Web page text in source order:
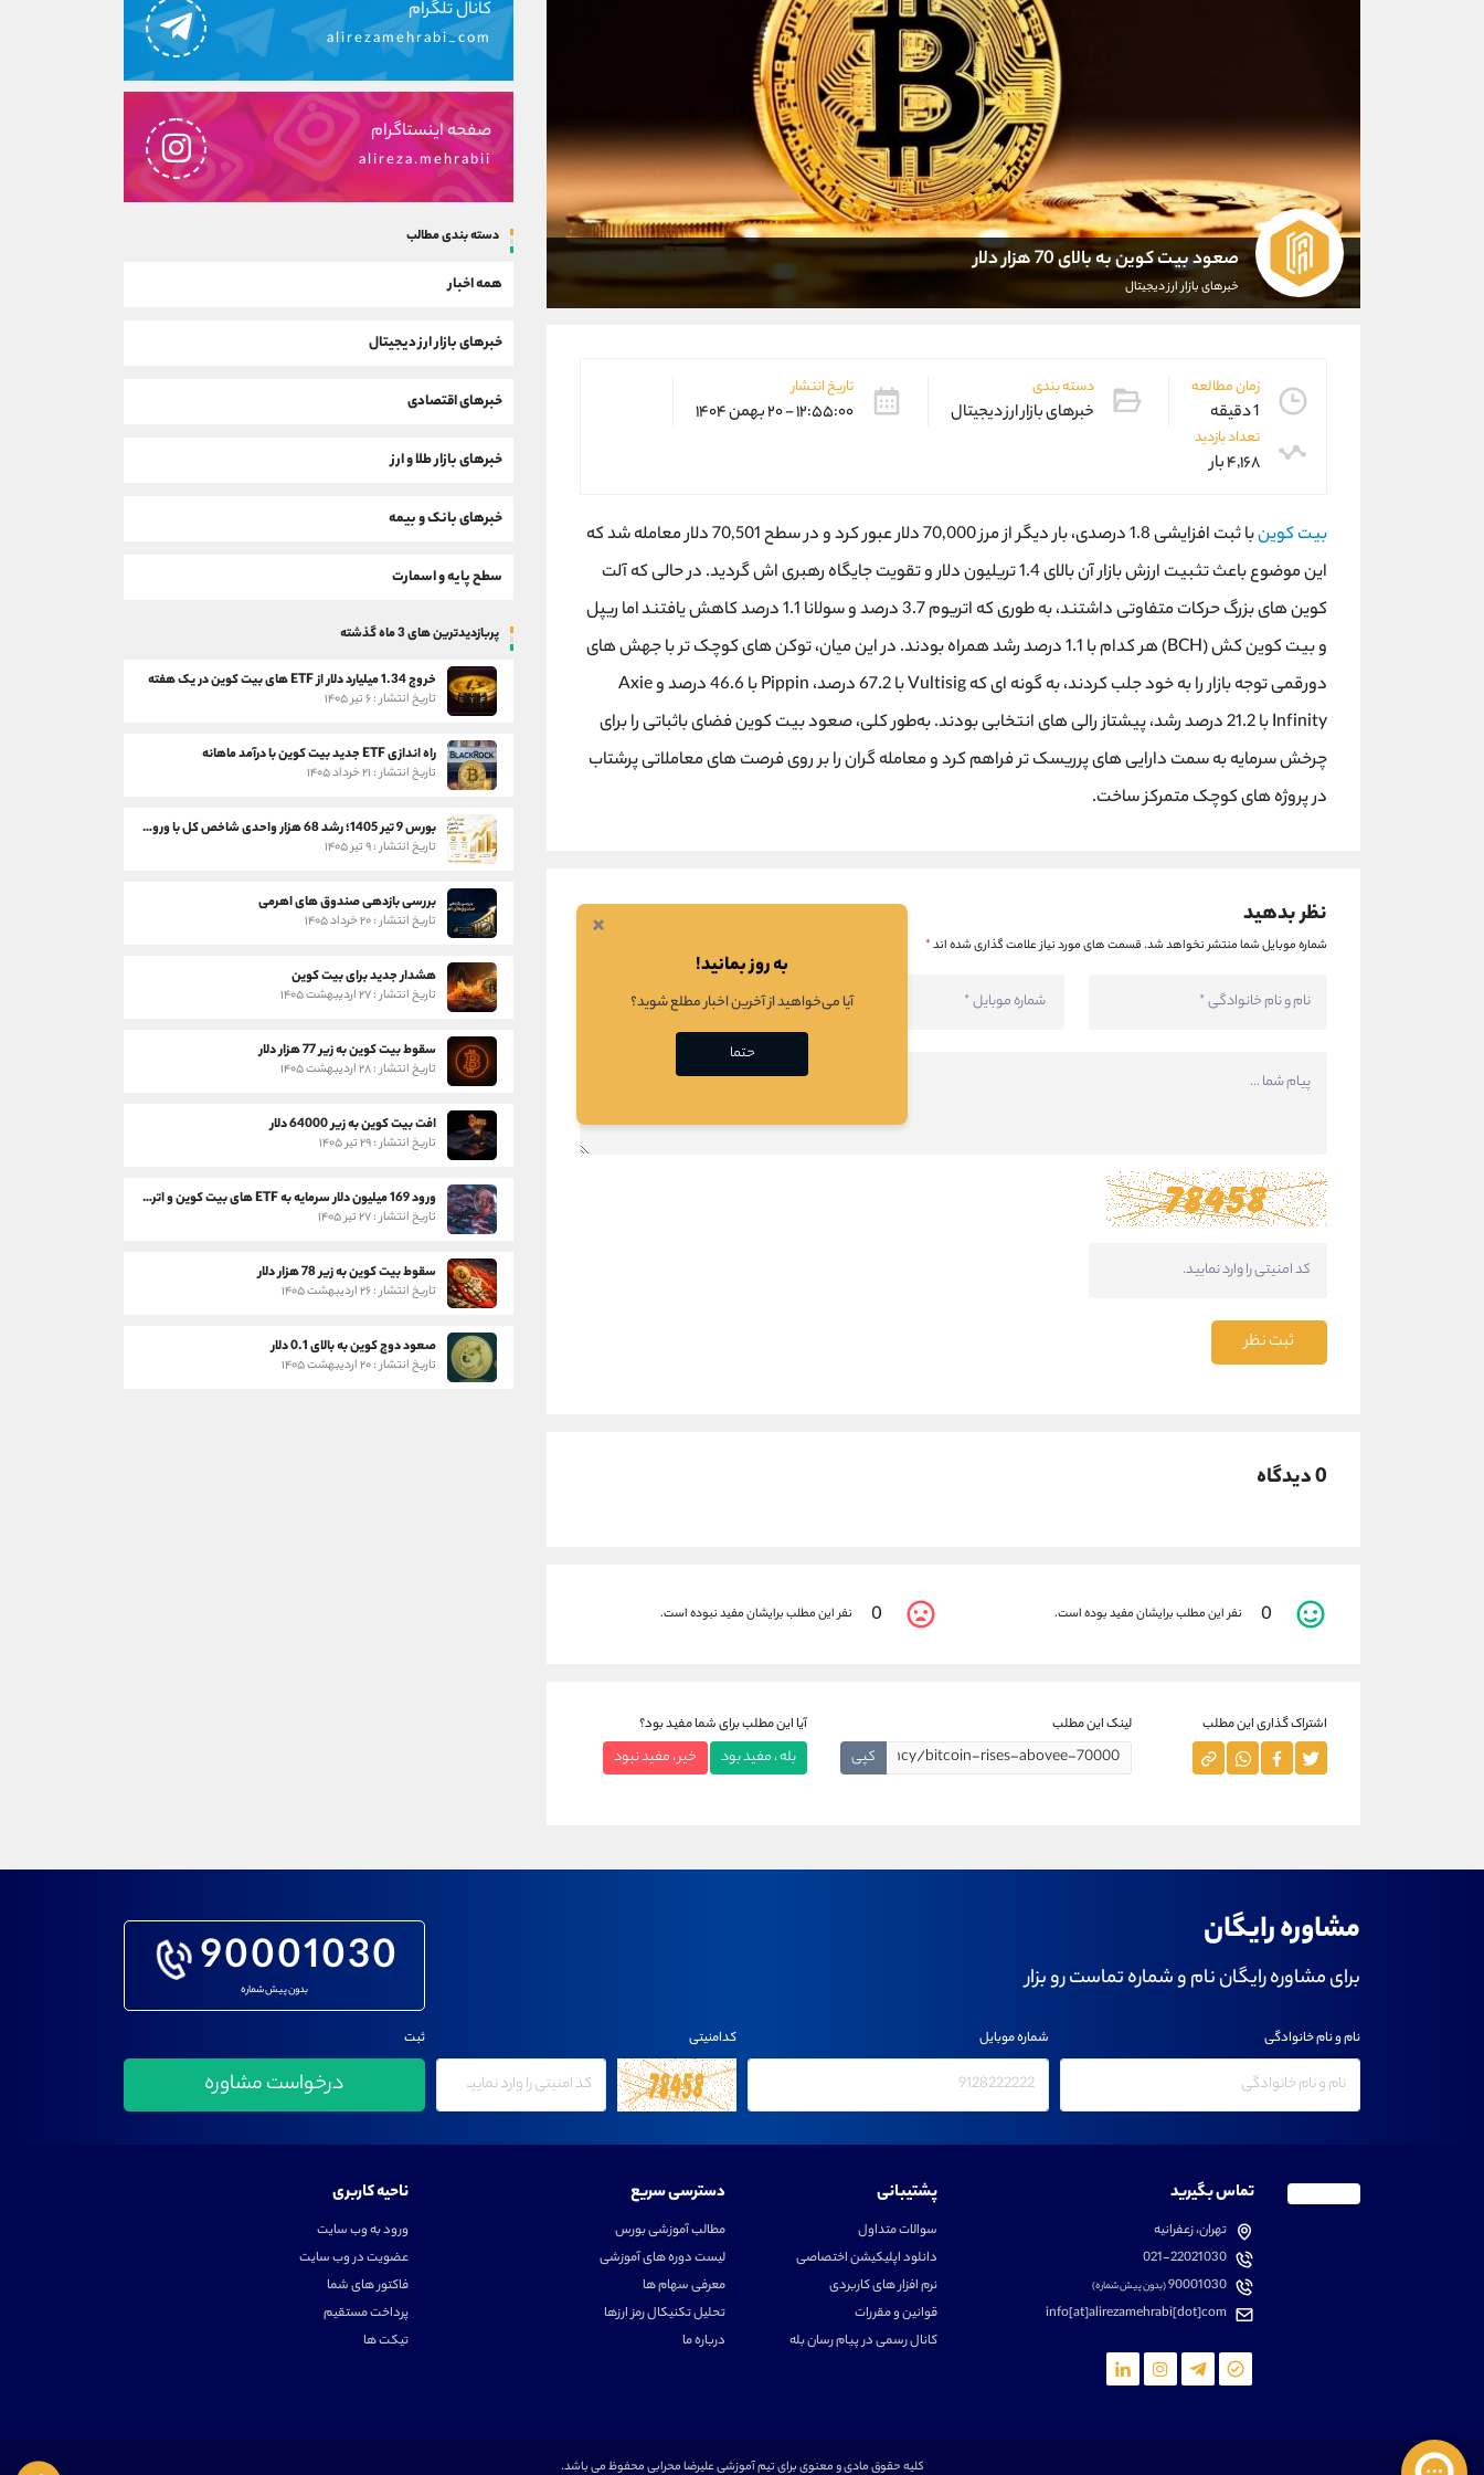
صعود بیت کوین به بالای 70 هزار دلار
خبرهای بازار ارز دیجیتال
زمان مطالعه
1 دقیقه
دسته بندی
خبرهای بازار ارز دیجیتال
تاریخ انتشار
۱۲:۵۵:۰۰ - ۲۰ بهمن ۱۴۰۴
تعداد بازدید
۴,۱۶۸ بار
بیت کوین
با ثبت افزایشی 1.8 درصدی، بار دیگر از مرز 70,000 دلار عبور کرد و در سطح 70,501 دلار معامله شد که
این موضوع باعث تثبیت ارزش بازار آن بالای 1.4 تریلیون دلار و تقویت جایگاه رهبری اش گردید. در حالی که آلت
کوین های بزرگ حرکات متفاوتی داشتند، به طوری که اتریوم 3.7 درصد و سولانا 1.1 درصد کاهش یافتند اما ریپل
و بیت کوین کش (BCH) هر کدام با 1.1 درصد رشد همراه بودند. در این میان، توکن های کوچک تر با جهش های
دورقمی توجه بازار را به خود جلب کردند، به گونه ای که Vultisig با 67.2 درصد، Pippin با 46.6 درصد و Axie
Infinity با 21.2 درصد رشد، پیشتاز رالی های انتخابی بودند. به‌طور کلی، صعود بیت کوین فضای باثباتی را برای
چرخش سرمایه به سمت دارایی های پرریسک تر فراهم کرد و معامله گران را بر روی فرصت های معاملاتی پرشتاب
در پروژه های کوچک متمرکز ساخت.
نظر بدهید
شماره موبایل شما منتشر نخواهد شد.قسمت های مورد نیاز علامت گذاری شده اند*
ثبت نظر
0 دیدگاه
0 نفر این مطلب برایشان مفید بوده است. 0 نفر این مطلب برایشان مفید نبوده است.
اشتراک گذاری این مطلب لینک این مطلب
کپی
آیا این مطلب برای شما مفید بود؟
بله ، مفید بود خیر ، مفید نبود
کانال تلگرام
alirezamehrabi_com
صفحه اینستاگرام
alireza.mehrabii
دسته بندی مطالب
همه اخبار
خبرهای بازار ارز دیجیتال
خبرهای اقتصادی
خبرهای بازار طلا و ارز
خبرهای بانک و بیمه
سطح پایه و اسمارت
پربازدیدترین های 3 ماه گذشته
خروج 1.34 میلیارد دلار از ETF های بیت کوین در یک هفته
تاریخ انتشار : ۶ تیر ۱۴۰۵
راه اندازی ETF جدید بیت کوین با درآمد ماهانه
تاریخ انتشار : ۲۱ خرداد ۱۴۰۵
بورس 9 تیر 1405؛ رشد 68 هزار واحدی شاخص کل با ورود 3 همت پول حقیقی
تاریخ انتشار : ۹ تیر ۱۴۰۵
بررسی بازدهی صندوق های اهرمی
تاریخ انتشار : ۲۰ خرداد ۱۴۰۵
هشدار جدید برای بیت کوین
تاریخ انتشار : ۲۷ اردیبهشت ۱۴۰۵
سقوط بیت کوین به زیر 77 هزار دلار
تاریخ انتشار : ۲۸ اردیبهشت ۱۴۰۵
افت بیت کوین به زیر 64000 دلار
تاریخ انتشار : ۲۹ تیر ۱۴۰۵
ورود 169 میلیون دلار سرمایه به ETF های بیت کوین و اتریوم
تاریخ انتشار : ۲۷ تیر ۱۴۰۵
سقوط بیت کوین به زیر 78 هزار دلار
تاریخ انتشار : ۲۶ اردیبهشت ۱۴۰۵
صعود دوج کوین به بالای 0.1 دلار
تاریخ انتشار : ۲۰ اردیبهشت ۱۴۰۵
مشاوره رایگان
برای مشاوره رایگان نام و شماره تماست رو بزار 90001030
بدون پیش شماره
نام و نام خانوادگی شماره موبایل کدامنیتی ثبت
تماس بگیرید
تهران، زعفرانیه
021-22021030
90001030(بدون پیش شماره)
info[at]alirezamehrabi[dot]com
پشتیبانی
سوالات متداول
دانلود اپلیکیشن اختصاصی
نرم افزار های کاربردی
قوانین و مقررات
کانال رسمی در پیام رسان بله
دسترسی سریع
مطالب آموزشی بورس
لیست دوره های آموزشی
معرفی سهام ها
تحلیل تکنیکال رمز ارزها
درباره ما
ناحیه کاربری
ورود به وب سایت
عضویت در وب سایت
فاکتور های شما
پرداخت مستقیم
تیکت ها
کلیه حقوق مادی و معنوی برای تیم آموزشی علیرضا محرابی محفوظ می باشد.
×
به روز بمانید!
آیا می‌خواهید از آخرین اخبار مطلع شوید؟
حتما